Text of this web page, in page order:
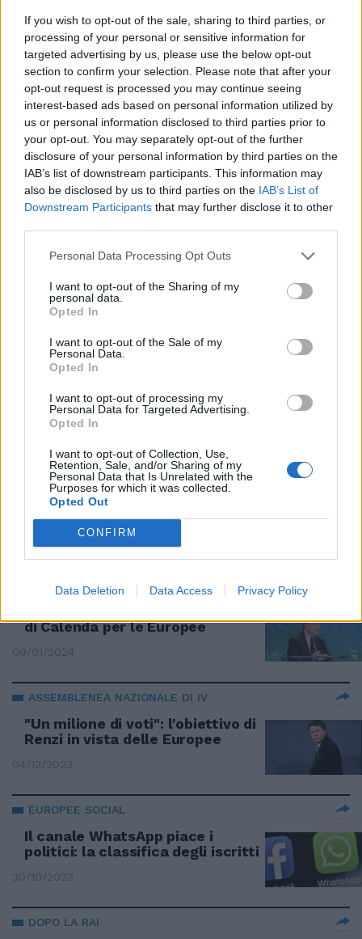
If you wish to opt-out of the sale, sharing to third parties, or
processing of your personal or sensitive information for
targeted advertising by us, please use the below opt-out
section to confirm your selection. Please note that after your
opt-out request is processed you may continue seeing
interest-based ads based on personal information utilized by
us or personal information disclosed to third parties prior to
your opt-out. You may separately opt-out of the further
disclosure of your personal information by third parties on the
IAB’s list of downstream participants. This information may
also be disclosed by us to third parties on the IAB’s List of
Downstream Participants that may further disclose it to other
Personal Data Processing Opt Outs
I want to opt-out of the Sharing of my
personal data.
Opted In
I want to opt-out of the Sale of my
Personal Data.
Opted In
I want to opt-out of processing my
Personal Data for Targeted Advertising.
Opted In
I want to opt-out of Collection, Use,
Retention, Sale, and/or Sharing of my
Personal Data that Is Unrelated with the
Purposes for which it was collected.
Opted Out
CONFIRM
Data Deletion Data Access Privacy Policy
sbilancia
22/01/2024
VERSO LE EUROPEE
"Non c'è partita". I sondaggisti
stroncano la candidata Schlein
13/01/2024
MAGGIORANZA
Regionali, il centrodestra evita
Sardegna
13/01/2024
"Effetto Meloni". Elezioni
Europee, chi fa tremare il
12/01/2024
DOPPIO ANNUNCIO
Renzi prepara il colpo di scena
per le europee: "Sfida
OMNIBUS
di Calenda per le Europee
09/01/2024
ASSEMBLENEA NAZIONALE DI IV
"Un milione di voti": l'obiettivo di
Renzi in vista delle Europee
04/12/2023
EUROPEE SOCIAL
Il canale WhatsApp piace i
politici: la classifica degli iscritti
30/10/2023
DOPO LA RAI